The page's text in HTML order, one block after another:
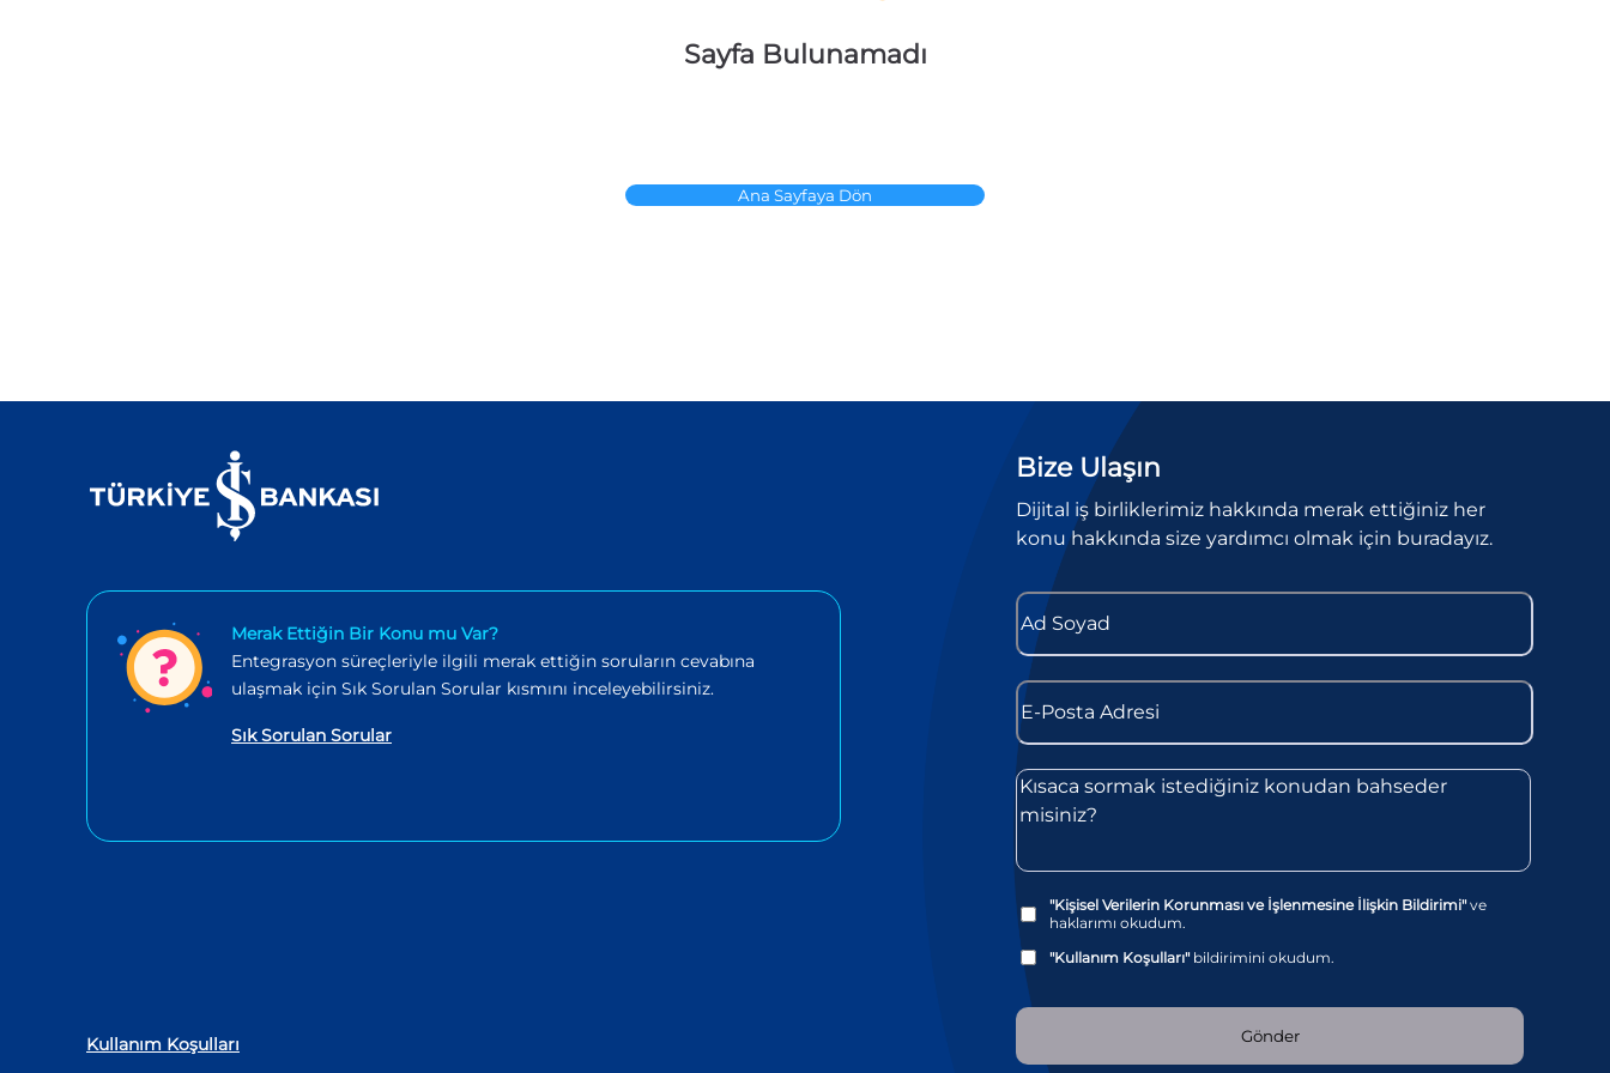
Sayfa Bulunamadı
Ana Sayfaya Dön
Merak Ettiğin Bir Konu mu Var?
Entegrasyon süreçleriyle ilgili merak ettiğin soruların cevabına
ulaşmak için Sık Sorulan Sorular kısmını inceleyebilirsiniz.
Sık Sorulan Sorular
Kullanım Koşulları
Bize Ulaşın
Dijital iş birliklerimiz hakkında merak ettiğiniz her
konu hakkında size yardımcı olmak için buradayız.
"Kişisel Verilerin Korunması ve İşlenmesine İlişkin Bildirimi"ve
haklarımı okudum.
"Kullanım Koşulları"bildirimini okudum.
Gönder